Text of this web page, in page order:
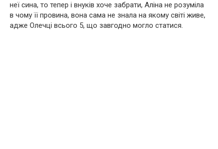
неї сина, то тепер і внуків хоче забрати, Аліна не розуміла
в чому її провина, вона сама не знала на якому світі живе,
адже Олечці всього 5, що завгодно могло статися.